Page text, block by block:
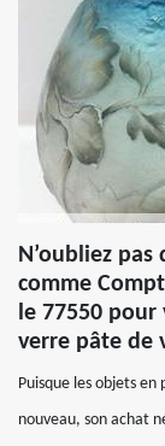
N’oubliez
comme
le 77550 pour
verre pâte de
Puisque les objets en
nouveau, son achat